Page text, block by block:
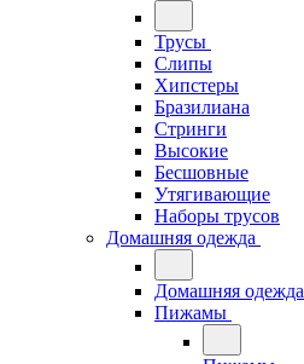
Трусы
Слипы
Хипстеры
Бразилиана
Стринги
Высокие
Бесшовные
Утягивающие
Наборы трусов
Домашняя одежда
Домашняя одежда
Пижамы